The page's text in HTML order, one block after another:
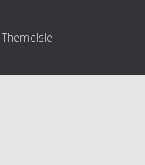
ThemeIsle